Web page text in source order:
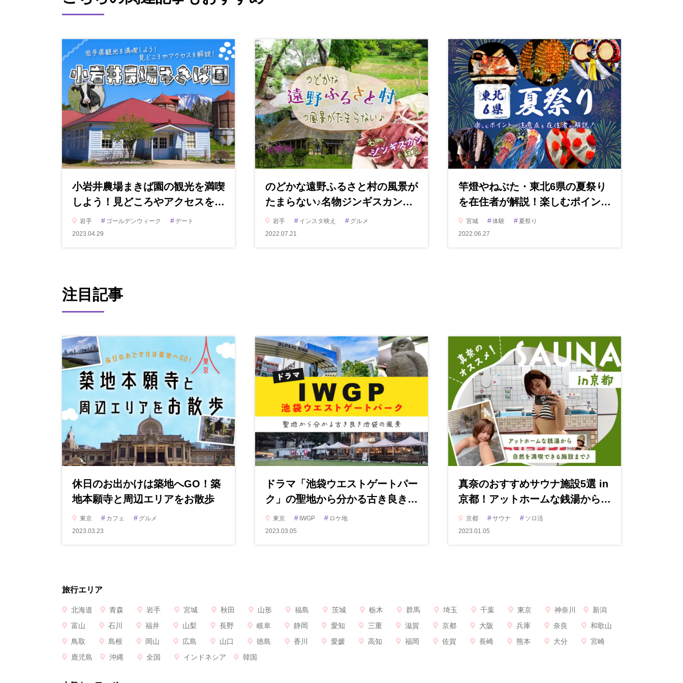
小岩井農場まきば園の観光を満喫
しよう！見どころやアクセスを…
岩手 # ゴールデンウィーク #デート
2023.04.29
のどかな遠野ふるさと村の風景が
たまらない♪名物ジンギスカン…
岩手 # インスタ映え # グルメ
2022.07.21
竿燈やねぶた・東北6県の夏祭り
を在住者が解説！楽しむポイン…
宮城 #体験 # 夏祭り
2022.06.27
注目記事
休日のお出かけは築地へGO！築
地本願寺と周辺エリアをお散歩
東京 # カフェ # グルメ
2023.03.23
ドラマ「池袋ウエストゲートパー
ク」の聖地から分かる古き良き…
東京 # IWGP # ロケ地
2023.03.05
真奈のおすすめサウナ施設5選 in
京都！アットホームな銭湯から…
京都 #サウナ # ソロ活
2023.01.05
旅行エリア
北海道 青森 岩手 宮城 秋田 山形 福島 茨城 栃木 群馬 埼玉 千葉 東京 神奈川
新潟
富山
石川 福井 山梨 長野 岐阜 静岡 愛知 三重 滋賀 京都 大阪 兵庫 奈良
和歌山
鳥取
島根 岡山 広島 山口 徳島 香川 愛媛 高知 福岡 佐賀 長崎 熊本 大分
宮崎
鹿児島
沖縄 全国 インドネシア 韓国